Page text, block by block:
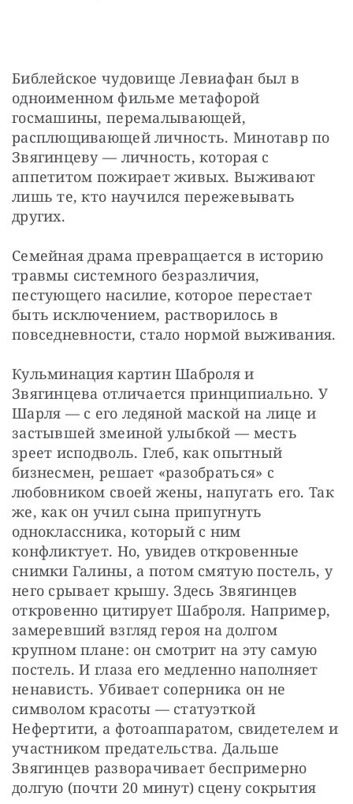
Библейское чудовище Левиафан был в
одноименном фильме метафорой
госмашины, перемалывающей,
расплющивающей личность. Минотавр по
Звягинцеву — личность, которая с
аппетитом пожирает живых. Выживают
лишь те, кто научился пережевывать
других.
Семейная драма превращается в историю
травмы системного безразличия,
пестующего насилие, которое перестает
быть исключением, растворилось в
повседневности, стало нормой выживания.
Кульминация картин Шаброля и
Звягинцева отличается принципиально. У
Шарля — с его ледяной маской на лице и
застывшей змеиной улыбкой — месть
зреет исподволь. Глеб, как опытный
бизнесмен, решает «разобраться» с
любовником своей жены, напугать его. Так
же, как он учил сына припугнуть
одноклассника, который с ним
конфликтует. Но, увидев откровенные
снимки Галины, а потом смятую постель, у
него срывает крышу. Здесь Звягинцев
откровенно цитирует Шаброля. Например,
замеревший взгляд героя на долгом
крупном плане: он смотрит на эту самую
постель. И глаза его медленно наполняет
ненависть. Убивает соперника он не
символом красоты — статуэткой
Нефертити, а фотоаппаратом, свидетелем и
участником предательства. Дальше
Звягинцев разворачивает беспримерно
долгую (почти 20 минут) сцену сокрытия